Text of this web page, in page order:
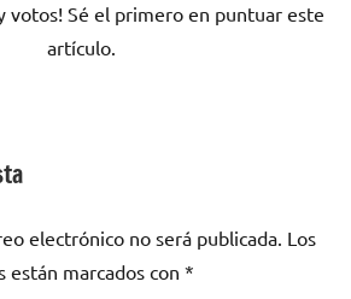
votos! Sé el primero en puntuar este
artículo.
electrónico no será publicada. Los
están marcados con *